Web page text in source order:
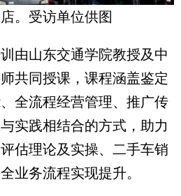
。受访单位供图
山东交通学院教授及中
共同授课，课程涵盖鉴定
全流程经营管理、推广传
实践相结合的方式，助力
估理论及实操、二手车销
业务流程实现提升。